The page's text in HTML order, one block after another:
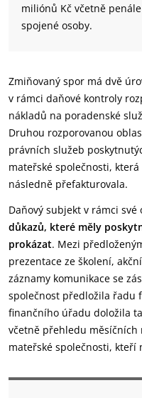
miliónů Kč včetně
spojené osoby.
Zmiňovaný spor má dvě
v rámci daňové kontroly
nákladů na poradenské
Druhou rozporovanou
právních služeb
mateřské společnosti,
následně přefakturovala.
Daňový subjekt v rámci své
důkazů, které měly
prokázat. Mezi
prezentace ze školení,
záznamy komunikace se
společnost předložila řadu
finančního úřadu doložila
včetně přehledu měsíčních
mateřské společnosti, kteří